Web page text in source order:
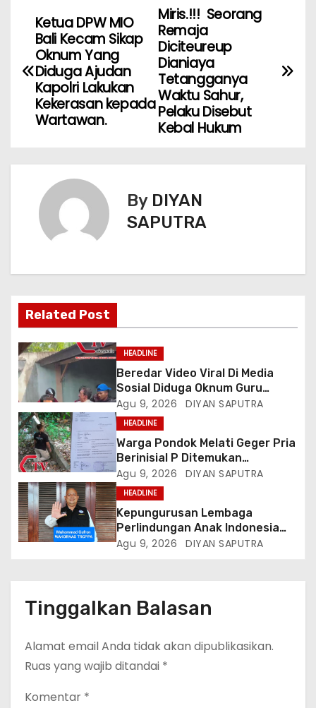
Miris.!!! Seorang
Remaja
Diciteureup
Dianiaya
Tetangganya
Waktu Sahur,
Pelaku Disebut
Kebal Hukum
Ketua DPW MIO
Bali Kecam Sikap
Oknum Yang
Diduga Ajudan
Kapolri Lakukan
Kekerasan kepada
Wartawan.
By DIYAN
SAPUTRA
Related Post
HEADLINE
Beredar Video Viral Di Media
Sosial Diduga Oknum Guru
Menampar Murid Di Halaman
Parkir Sekolah
Agu 9, 2026 DIYAN SAPUTRA
HEADLINE
Warga Pondok Melati Geger Pria
Berinisial P Ditemukan
Meninggal Diduga Akibat
Tekanan Hutang
Agu 9, 2026 DIYAN SAPUTRA
HEADLINE
Kepungurusan Lembaga
Perlindungan Anak Indonesia
(LPAI) Periode 2026-2031
(Wakornas TRCPPA) Muhammad
Gufron Mengapresiasi Dan Beri
Agu 9, 2026 DIYAN SAPUTRA
Tinggalkan Balasan
Alamat email Anda tidak akan dipublikasikan.
Ruas yang wajib ditandai *
Komentar *